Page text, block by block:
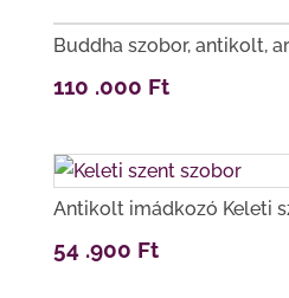
Buddha szobor, antikolt,
110 .000 Ft
Antikolt imádkozó Keleti
54 .900 Ft